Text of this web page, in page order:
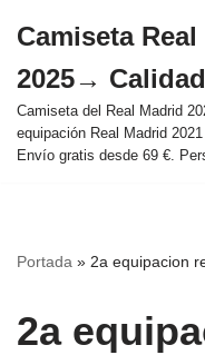
al
contenido
Camiseta
2025→
Camiseta del Real Madrid
equipación Real Madrid
Envío gratis desde 69 €.
Portada » 2a equipacion
2a